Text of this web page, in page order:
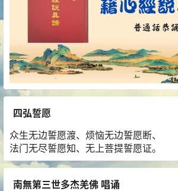
四弘誓愿
众生无边誓愿渡、烦恼无边誓愿断、
法门无尽誓愿知、无上菩提誓愿证。
南無第三世多杰羌佛 唱诵